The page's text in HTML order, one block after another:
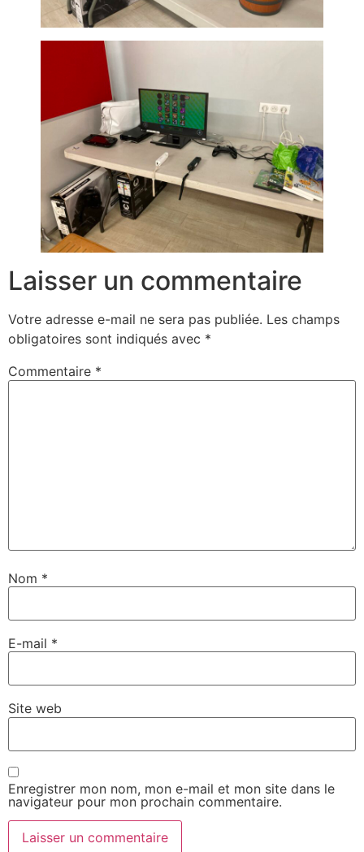
Laisser un commentaire
Votre adresse e-mail ne sera pas publiée. Les champs
obligatoires sont indiqués avec *
Commentaire *
Nom *
E-mail *
Site web
Enregistrer mon nom, mon e-mail et mon site dans le
navigateur pour mon prochain commentaire.